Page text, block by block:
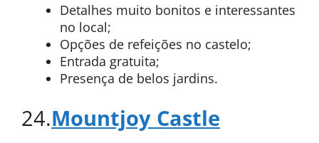
Detalhes muito bonitos e interessantes
no local;
Opções de refeições no castelo;
Entrada gratuita;
Presença de belos jardins.
24.Mountjoy Castle